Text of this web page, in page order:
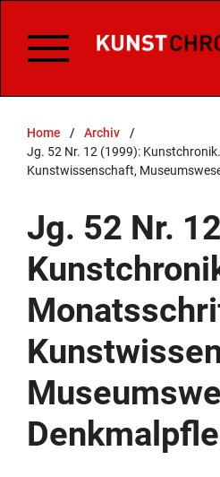
Home / Archiv
/
Jg. 52 Nr. 12 (1999):
Kunstwissenschaft,
Jg. 52 Nr.